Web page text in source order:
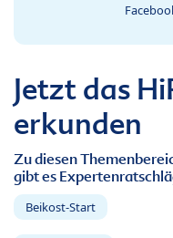
Jetzt das
erkunden
Zu diesen
gibt es
Beikost-Start